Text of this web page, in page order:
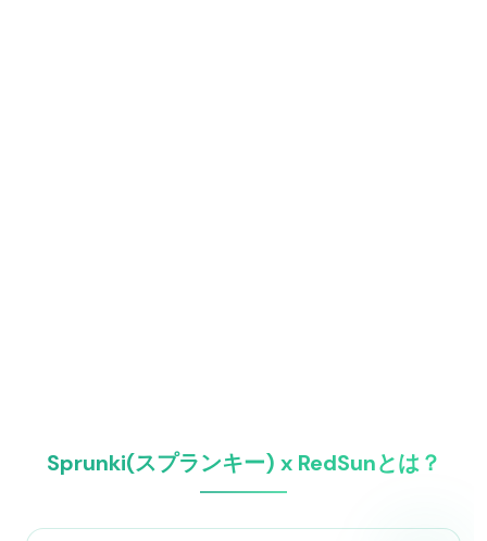
Sprunki(スプランキー) x RedSunとは？